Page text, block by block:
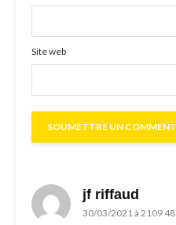
Site web
jf riffaud
30/03/2021 à 2109 48